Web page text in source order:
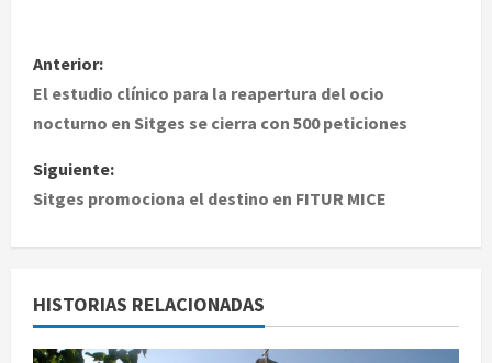
N
a
e
g
c
Anterior:
El estudio clínico para la reapertura del ocio
nocturno en Sitges se cierra con 500 peticiones
Siguiente:
Sitges promociona el destino en FITUR MICE
HISTORIAS RELACIONADAS